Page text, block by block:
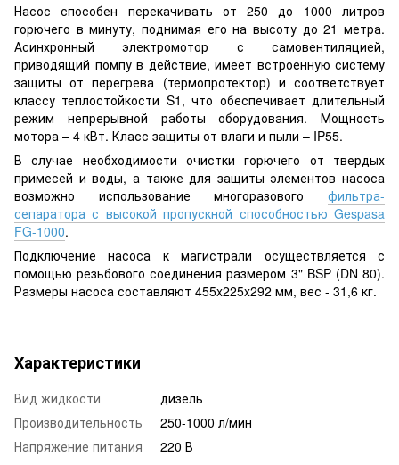
Насос способен перекачивать от 250 до 1000 литров
горючего в минуту, поднимая его на высоту до 21 метра.
Асинхронный электромотор с самовентиляцией,
приводящий помпу в действие, имеет встроенную систему
защиты от перегрева (термопротектор) и соответствует
классу теплостойкости S1, что обеспечивает длительный
режим непрерывной работы оборудования. Мощность
мотора – 4 кВт. Класс защиты от влаги и пыли – IP55.
В случае необходимости очистки горючего от твердых
примесей и воды, а также для защиты элементов насоса
возможно использование многоразового фильтра-
сепаратора с высокой пропускной способностью Gespasa
FG-1000.
Подключение насоса к магистрали осуществляется с
помощью резьбового соединения размером 3" BSP (DN 80).
Размеры насоса составляют 455x225x292 мм, вес - 31,6 кг.
Характеристики
Вид жидкости
дизель
Производительность
250-1000 л/мин
Напряжение питания
220 В